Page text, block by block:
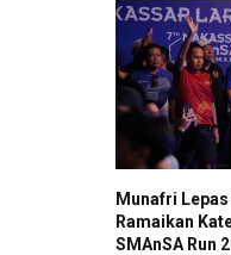
Munafri
Ramaikan
SMAnSA Run